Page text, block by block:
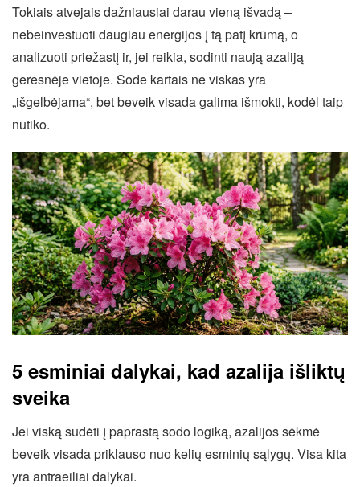
Tokiais atvejais dažniausiai darau vieną išvadą –
nebeinvestuoti daugiau energijos į tą patį krūmą, o
analizuoti priežastį ir, jei reikia, sodinti naują azaliją
geresnėje vietoje. Sode kartais ne viskas yra
„išgelbėjama“, bet beveik visada galima išmokti, kodėl taip
nutiko.
5 esminiai dalykai, kad azalija išliktų
sveika
Jei viską sudėti į paprastą sodo logiką, azalijos sėkmė
beveik visada priklauso nuo kelių esminių sąlygų. Visa kita
yra antraeiliai dalykai.